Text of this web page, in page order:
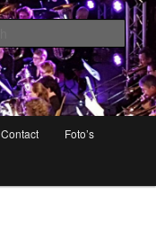
Contact Foto’s